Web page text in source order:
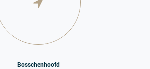
Bosschenhoofd